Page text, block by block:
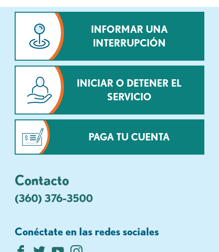
INFORMAR UNA
INTERRUPCIÓN
INICIAR O DETENER EL
SERVICIO
PAGA TU CUENTA
Contacto
(360) 376-3500
Conéctate en las redes sociales